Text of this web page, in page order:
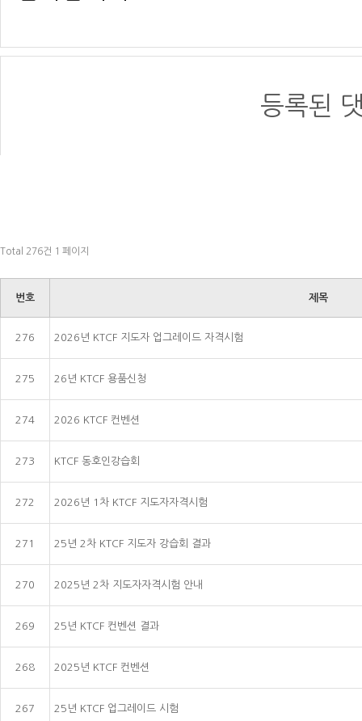
등록된
Total 276건 1 페이지
번호 제목
276 2026년 KTCF 지도자 업그레이드 자격시험
275 26년 KTCF 용품신청
274 2026 KTCF 컨벤션
273 KTCF 동호인강습회
272 2026년 1차 KTCF 지도자자격시험
271 25년 2차 KTCF 지도자 강습회 결과
270 2025년 2차 지도자자격시험 안내
269 25년 KTCF 컨벤션 결과
268 2025년 KTCF 컨벤션
267 25년 KTCF 업그레이드 시험